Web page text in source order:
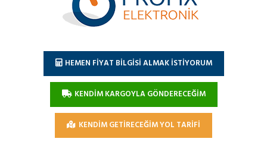
HEMEN FİYAT BİLGİSİ ALMAK İSTİYORUM
KENDİM KARGOYLA GÖNDERECEĞİM
KENDİM GETİRECEĞİM YOL TARİFİ